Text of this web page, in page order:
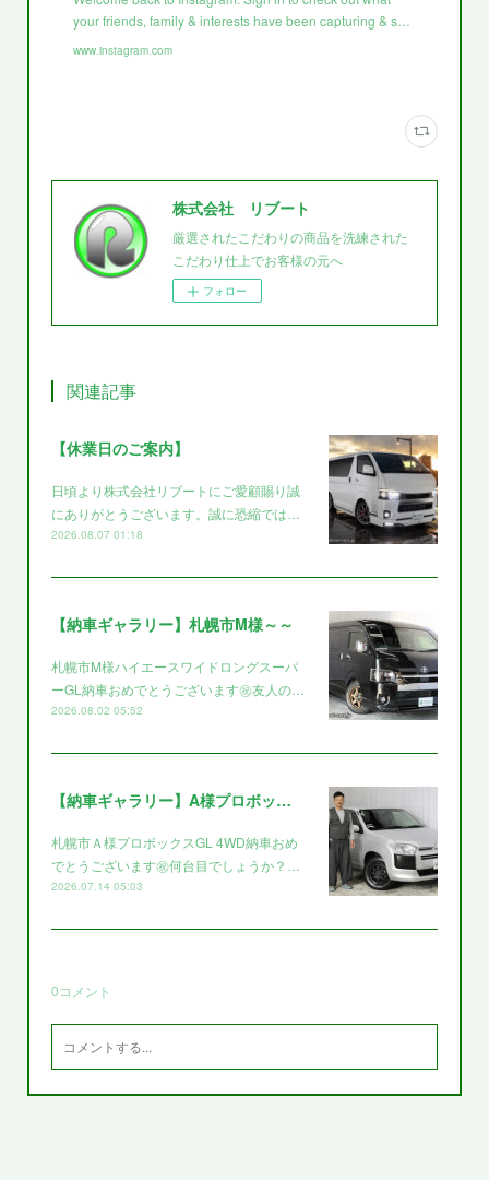
your friends, family & interests have been capturing & s…
www.instagram.com
株式会社 リブート
厳選されたこだわりの商品を洗練された
こだわり仕上でお客様の元へ
フォロー
関連記事
【休業日のご案内】
日頃より株式会社リブートにご愛顧賜り誠
にありがとうございます。誠に恐縮では…
2026.08.07 01:18
【納車ギャラリー】札幌市M様～～
札幌市M様ハイエースワイドロングスーパ
ーGL納車おめでとうございます㊗️友人の…
2026.08.02 05:52
【納車ギャラリー】A様プロボックス～～
札幌市Ａ様プロボックスGL 4WD納車おめ
でとうございます㊗️何台目でしょうか？…
2026.07.14 05:03
0コメント